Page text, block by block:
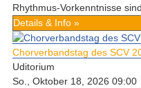
Rhythmus-Vorkenntnisse
Details & Info »
Chorverbandstag des SCV
Uditorium
So., Oktober 18, 2026 09:00